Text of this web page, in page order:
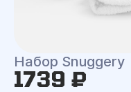
Набор Snuggery
1739 ₽